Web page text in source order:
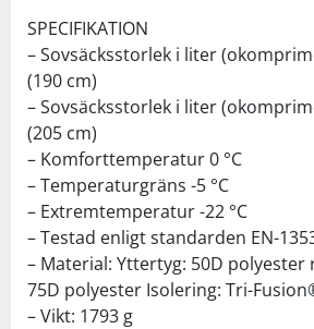
SPECIFIKATION
– Sovsäcksstorlek i liter
(190 cm)
– Sovsäcksstorlek i liter
(205 cm)
– Komforttemperatur 0 °C
– Temperaturgräns -5 °C
– Extremtemperatur -22 °C
– Testad enligt standarden EN-
– Material: Yttertyg: 50D polyester
75D polyester Isolering: Tri-
– Vikt: 1793 g